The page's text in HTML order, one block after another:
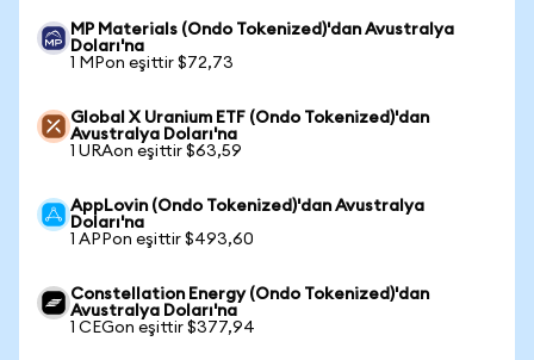
MP Materials (Ondo Tokenized)'dan Avustralya
Doları'na
1 MPon eşittir $72,73
Global X Uranium ETF (Ondo Tokenized)'dan
Avustralya Doları'na
1 URAon eşittir $63,59
AppLovin (Ondo Tokenized)'dan Avustralya
Doları'na
1 APPon eşittir $493,60
Constellation Energy (Ondo Tokenized)'dan
Avustralya Doları'na
1 CEGon eşittir $377,94